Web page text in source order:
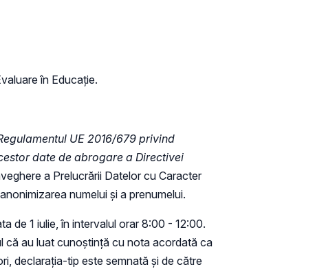
în Educație.
UE 2016/679 privind
date de abrogare a Directivei
a Prelucrării Datelor cu Caracter
numelui și a prenumelui.
de 1 iulie, în intervalul orar 8:00 - 12:00.
că au luat cunoștință cu nota acordată ca
declarația-tip este semnată și de către